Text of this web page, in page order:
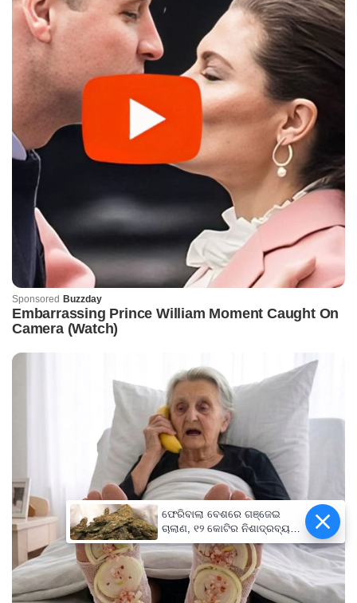
ଫେରିବାଲା ବେଶରେ ଗଞ୍ଜେଇ
ଚାଲାଣ, ୧୨ କୋଟିର ନିଶାଦ୍ରବ୍ୟ
ଜବତ